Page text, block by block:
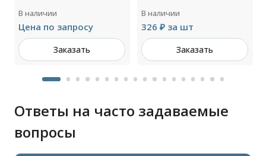
В наличии
Цена по запросу
Заказать
В наличии
326 ₽ за шт
Заказать
Ответы на часто задаваемые
вопросы